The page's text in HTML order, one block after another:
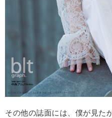
その他の誌面には、僕が見た